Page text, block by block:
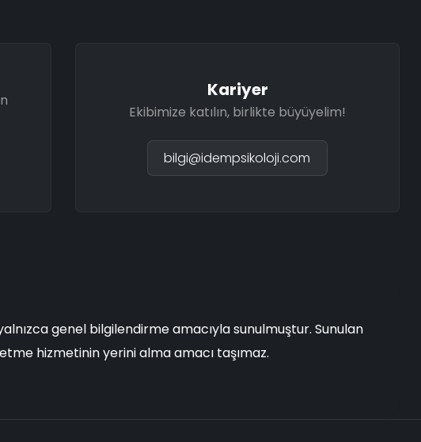
Kariyer
Ekibimize katılın, birlikte büyüyelim!
bilgi@idempsikoloji.com
genel bilgilendirme amacıyla sunulmuştur. Sunulan
hizmetinin yerini alma amacı taşımaz.